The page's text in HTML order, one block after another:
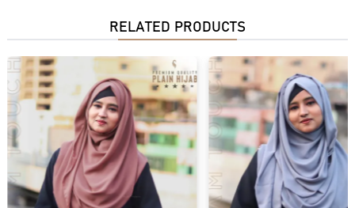
RELATED PRODUCTS